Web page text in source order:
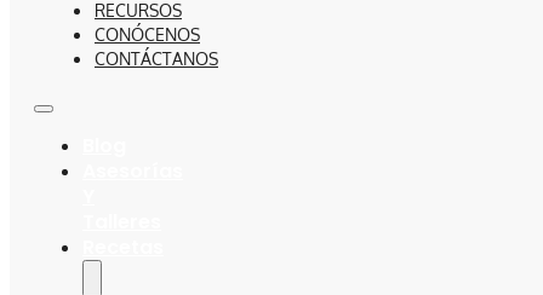
RECURSOS
CONÓCENOS
CONTÁCTANOS